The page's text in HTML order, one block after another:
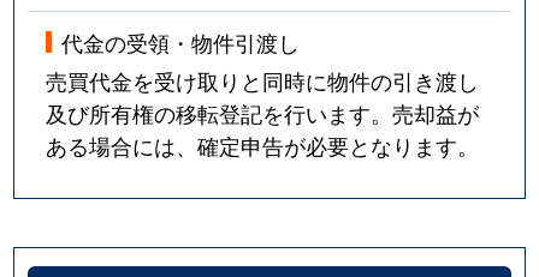
代金の受領・物件引渡し
売買代金を受け取りと同時に物件の引き渡し
及び所有権の移転登記を行います。売却益が
ある場合には、確定申告が必要となります。